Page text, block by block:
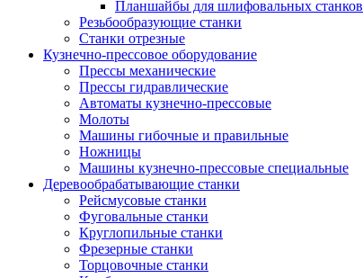
Планшайбы для шлифовальных станков
Резьбообразующие станки
Станки отрезные
Кузнечно-прессовое оборудование
Прессы механические
Прессы гидравлические
Автоматы кузнечно-прессовые
Молоты
Машины гибочные и правильные
Ножницы
Машины кузнечно-прессовые специальные
Деревообрабатывающие станки
Рейсмусовые станки
Фуговальные станки
Круглопильные станки
Фрезерные станки
Торцовочные станки